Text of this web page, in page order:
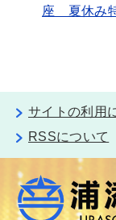
座 夏休み
サイトの利用
RSSについて